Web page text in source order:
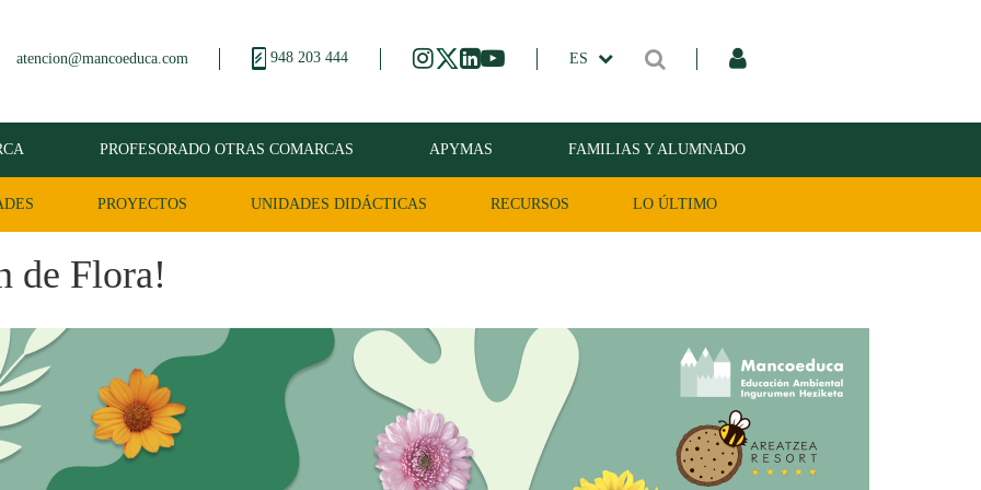
atencion@mancoeduca.com 948 203 444 ES
PROFESORADO OTRAS COMARCAS APYMAS FAMILIAS Y ALUMNADO
PROYECTOS UNIDADES DIDÁCTICAS RECURSOS LO ÚLTIMO
de Flora!